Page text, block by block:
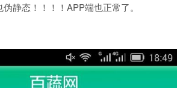
静态！！！！APP端也正常了。